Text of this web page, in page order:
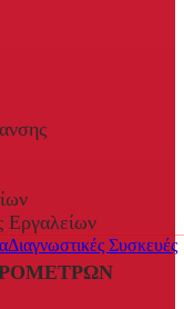
Εργαλείων
Διαγνωστικές Συσκευές